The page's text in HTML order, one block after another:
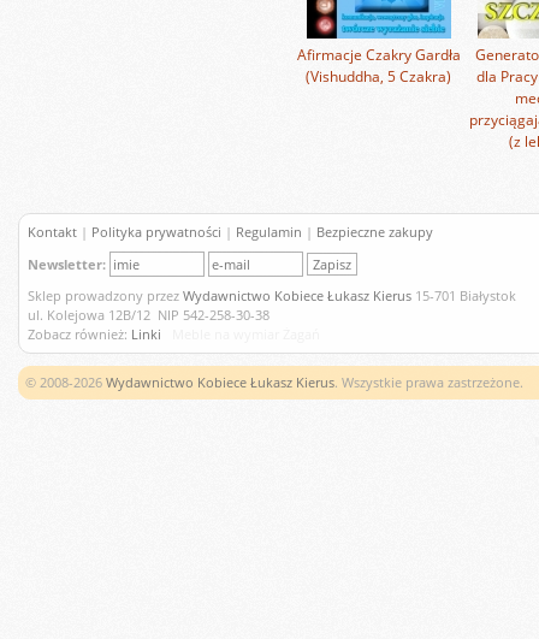
Afirmacje Czakry Gardła
(Vishuddha, 5 Czakra)
dla
(z
Kontakt | Polityka prywatności | Regulamin | Bezpieczne zakupy
Newsletter:
Sklep prowadzony przez Wydawnictwo Kobiece Łukasz Kierus 15-701 Białystok
ul. Kolejowa 12B/12 NIP 542-258-30-38
Zobacz również: Linki
© 2008-2026 Wydawnictwo Kobiece Łukasz Kierus. Wszystkie prawa zastrzeżone.